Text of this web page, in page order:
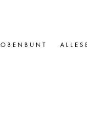
O B E N B U N T A L L E S